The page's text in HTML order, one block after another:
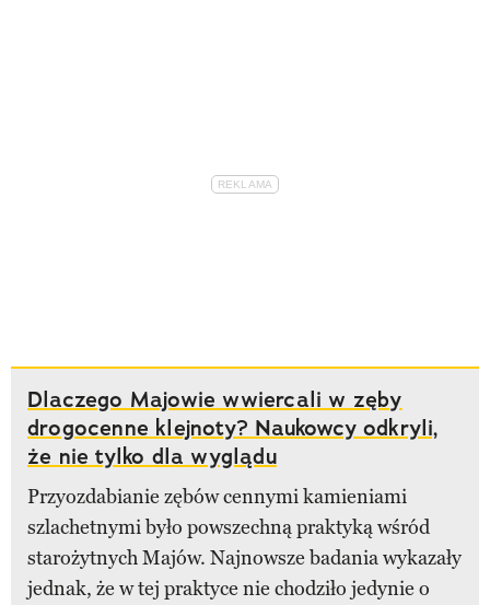
Dlaczego Majowie wwiercali w zęby
drogocenne klejnoty? Naukowcy odkryli,
że nie tylko dla wyglądu
Przyozdabianie zębów cennymi kamieniami
szlachetnymi było powszechną praktyką wśród
starożytnych Majów. Najnowsze badania wykazały
jednak, że w tej praktyce nie chodziło jedynie o